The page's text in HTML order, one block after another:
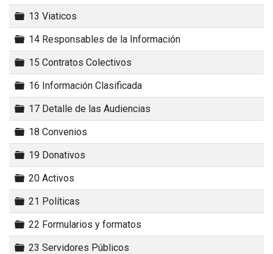
Carpeta
13 Viaticos
Carpeta
14 Responsables de la Información
Carpeta
15 Contratos Colectivos
Carpeta
16 Información Clasificada
Carpeta
17 Detalle de las Audiencias
Carpeta
18 Convenios
Carpeta
19 Donativos
Carpeta
20 Activos
Carpeta
21 Políticas
Carpeta
22 Formularios y formatos
Carpeta
23 Servidores Públicos